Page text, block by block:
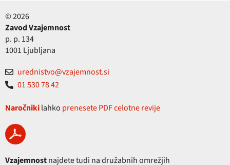
© 2026
Zavod Vzajemnost
p. p. 134
1001 Ljubljana
urednistvo@vzajemnost.si
01 530 78 42
Naročnikilahko prenesete PDF celotne revije
Vzajemnostnajdete tudi na družabnih omrežjih